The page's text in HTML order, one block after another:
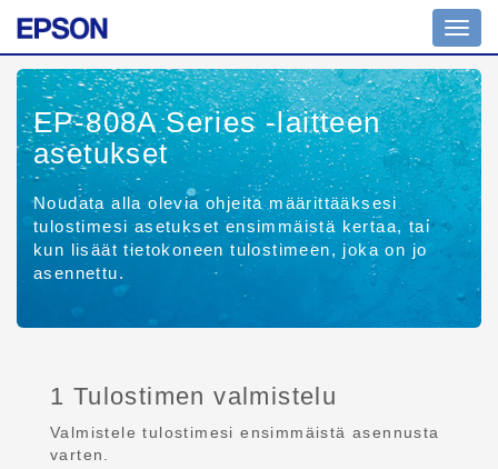
EP-808A Series-laitteen
asetukset
Noudata alla olevia ohjeita määrittääksesi
tulostimesi asetukset ensimmäistä kertaa, tai
kun lisäät tietokoneen tulostimeen, joka on jo
asennettu.
1 Tulostimen valmistelu
Valmistele tulostimesi ensimmäistä asennusta
varten.